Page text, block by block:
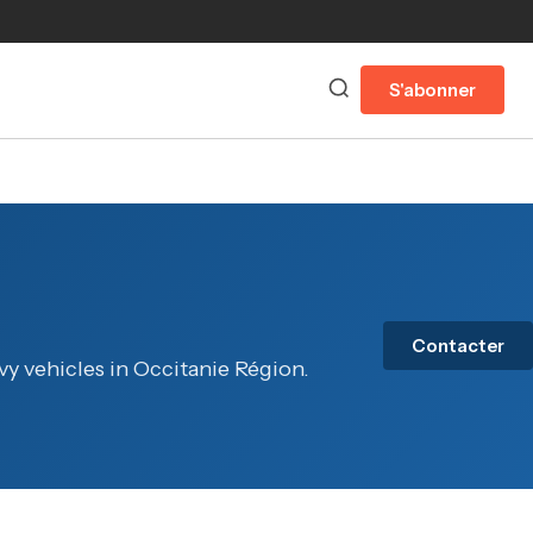
S'abonner
vehicles in Occitanie Région.
Contacter